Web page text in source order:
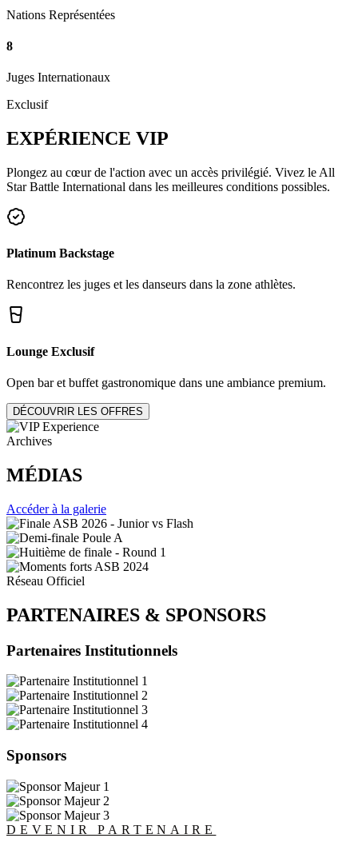
Nations Représentées
8
Juges Internationaux
Exclusif
EXPÉRIENCE VIP
Plongez au cœur de l'action avec un accès privilégié. Vivez le All
Star Battle International dans les meilleures conditions possibles.
Platinum Backstage
Rencontrez les juges et les danseurs dans la zone athlètes.
Lounge Exclusif
Open bar et buffet gastronomique dans une ambiance premium.
DÉCOUVRIR LES OFFRES
Archives
MÉDIAS
Accéder à la galerie
Réseau Officiel
PARTENAIRES & SPONSORS
Partenaires Institutionnels
Sponsors
DEVENIR PARTENAIRE